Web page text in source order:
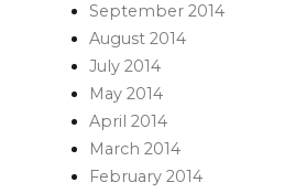
September 2014
August 2014
July 2014
May 2014
April 2014
March 2014
February 2014